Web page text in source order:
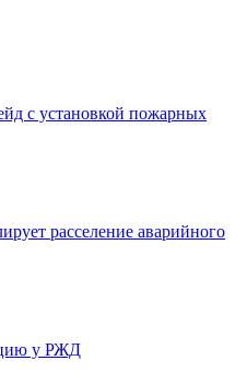
с установкой пожарных
расселение аварийного
у РЖД